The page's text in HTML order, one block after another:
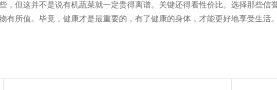
，但这并不是说有机蔬菜就一定贵得离谱。关键还得看性价比。选择那些信
有所值。毕竟，健康才是最重要的，有了健康的身体，才能更好地享受生活